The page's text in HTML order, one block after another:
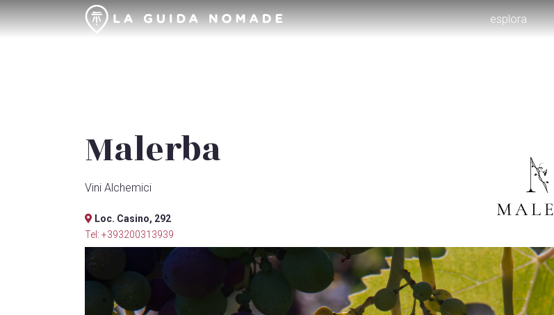
esplora
Malerba
Vini Alchemici
Loc. Casino, 292
Tel: +393200313939